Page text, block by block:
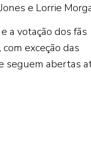
e Lorrie
a votação dos fãs
exceção das
seguem abertas